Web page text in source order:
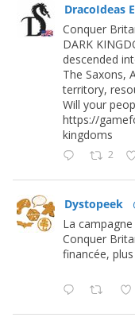
DracoIdeas
Conquer
DARK
descended
The Saxons,
territory,
Will your
https://
kingdoms
2
Dystopeek
La
Conquer
financée,